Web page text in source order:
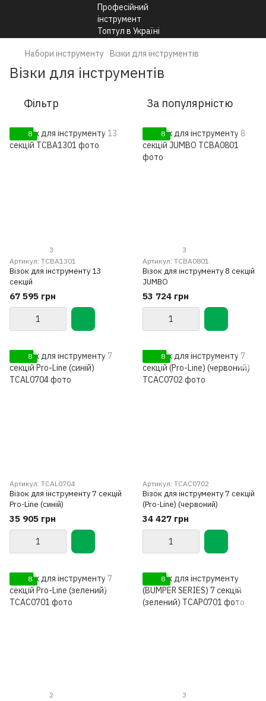
Набори інструменту Візки для інструментів
Візки для інструментів
Фільтр За популярністю
8
3
Артикул: TCBA1301
Візок для інструменту 13
секцій
67 595 грн
8
3
Артикул: TCBA0801
Візок для інструменту 8 секцій
JUMBO
53 724 грн
8
Артикул: TCAL0704
Візок для інструменту 7 секцій
Pro-Line (синій)
35 905 грн
8
Артикул: TCAC0702
Візок для інструменту 7 секцій
(Pro-Line) (червоний)
34 427 грн
8
2
8
3